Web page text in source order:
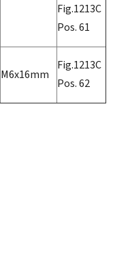
Fig.1213C
Pos. 61
M6x16mm
Fig.1213C
Pos. 62